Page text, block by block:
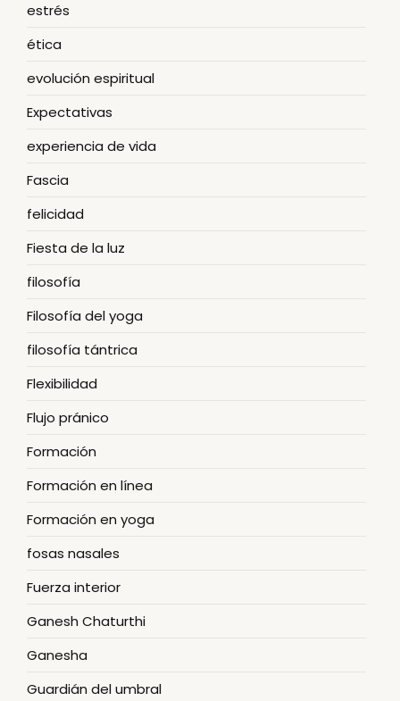
estrés
ética
evolución espiritual
Expectativas
experiencia de vida
Fascia
felicidad
Fiesta de la luz
filosofía
Filosofía del yoga
filosofía tántrica
Flexibilidad
Flujo pránico
Formación
Formación en línea
Formación en yoga
fosas nasales
Fuerza interior
Ganesh Chaturthi
Ganesha
Guardián del umbral